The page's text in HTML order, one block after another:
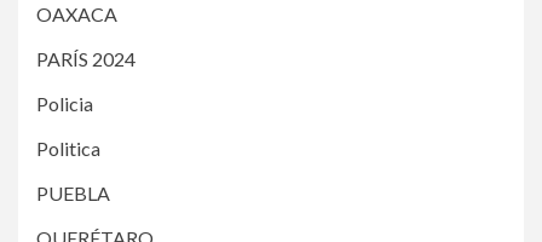
OAXACA
PARÍS 2024
Policia
Politica
PUEBLA